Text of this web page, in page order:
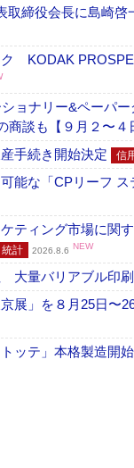
締役会長に島崎啓
ク KODAK
ョナリー&ペーパ
商談も【９月２〜４
手続き開始決定 信
能な「CPリーフ
ティング市場に関
計 2026.8.6 NEW
大量バリアブル印
展」を８月25日〜
ッテ」本格製造開